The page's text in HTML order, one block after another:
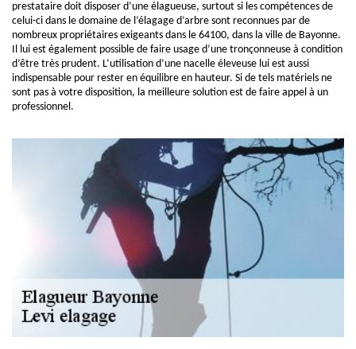
prestataire doit disposer d’une élagueuse, surtout si les compétences de
celui-ci dans le domaine de l’élagage d’arbre sont reconnues par de
nombreux propriétaires exigeants dans le 64100, dans la ville de Bayonne.
Il lui est également possible de faire usage d’une tronçonneuse à condition
d’être très prudent. L’utilisation d’une nacelle éleveuse lui est aussi
indispensable pour rester en équilibre en hauteur. Si de tels matériels ne
sont pas à votre disposition, la meilleure solution est de faire appel à un
professionnel.